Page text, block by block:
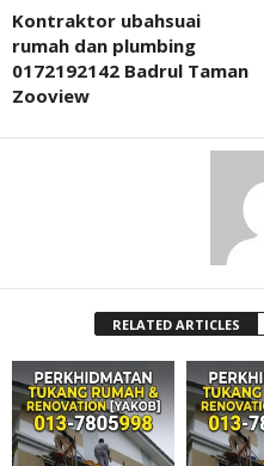
Kontraktor ubahsuai
rumah dan plumbing
0172192142 Badrul Taman
Zooview
RELATED ARTICLES